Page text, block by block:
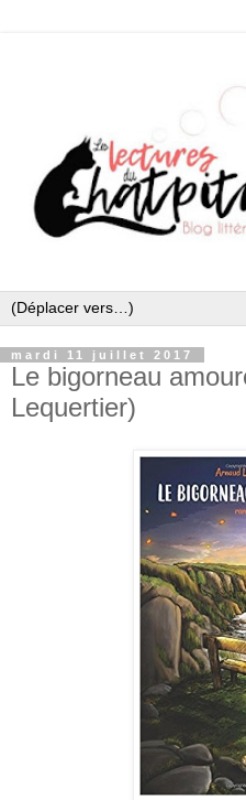
mardi 11 juillet 2017
Le bigorneau
Lequertier)